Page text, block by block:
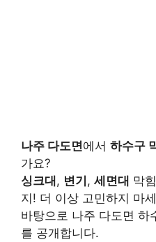
나주 다도면에서 하수구
가요?
싱크대 , 변기 , 세면대 막
지! 더 이상 고민하지 마
바탕으로 나주 다도면 하
를 공개합니다.